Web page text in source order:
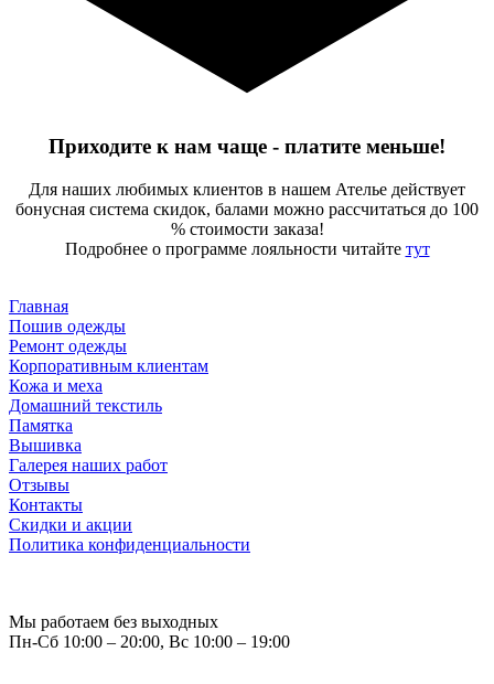
Приходите к нам чаще - платите меньше!
Для наших любимых клиентов в нашем Ателье действует
бонусная система скидок, балами можно рассчитаться до 100
% стоимости заказа!
Подробнее о программе лояльности читайте тут
Главная
Пошив одежды
Ремонт одежды
Корпоративным клиентам
Кожа и меха
Домашний текстиль
Памятка
Вышивка
Галерея наших работ
Отзывы
Контакты
Скидки и акции
Политика конфиденциальности
Мы работаем без выходных
Пн-Сб 10:00 – 20:00, Вс 10:00 – 19:00